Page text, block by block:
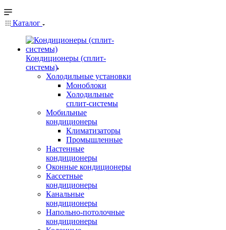
Каталог
Кондиционеры (сплит-
системы)
Холодильные установки
Моноблоки
Холодильные
сплит-системы
Мобильные
кондиционеры
Климатизаторы
Промышленные
Настенные
кондиционеры
Оконные кондиционеры
Кассетные
кондиционеры
Канальные
кондиционеры
Напольно-потолочные
кондиционеры